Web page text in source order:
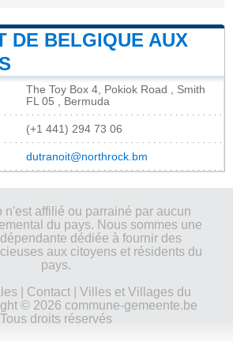
DE BELGIQUE AUX
The Toy Box 4, Pokiok Road , Smith
FL 05 , Bermuda
(+1 441) 294 73 06
dutranoit@northrock.bm
n'est affilié ou parrainé par aucun
du pays. Nous sommes une
dédiée à fournir des
aux citoyens et résidents du
pays.
| Contact| Villes et Villages du
© 2026 commune-gemeente.be
Tous droits réservés